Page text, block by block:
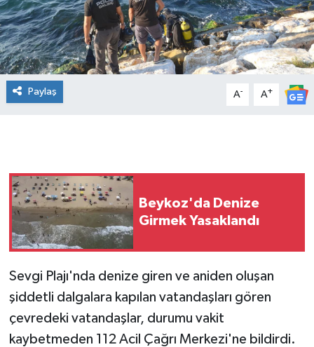
Paylaş A- A+
Beykoz'da Denize
Girmek Yasaklandı
Sevgi Plajı'nda denize giren ve aniden oluşan
şiddetli dalgalara kapılan vatandaşları gören
çevredeki vatandaşlar, durumu vakit
kaybetmeden 112 Acil Çağrı Merkezi'ne bildirdi.